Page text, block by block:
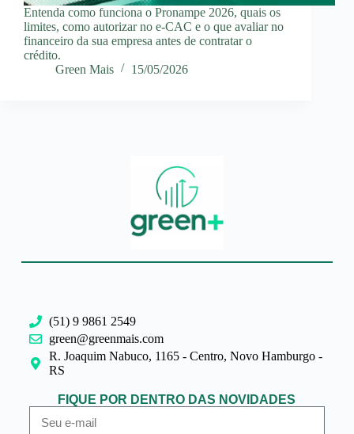
Entenda como funciona o Pronampe 2026, quais os
limites, como autorizar no e-CAC e o que avaliar no
financeiro da sua empresa antes de contratar o
crédito.
Green Mais
15/05/2026
(51) 9 9861 2549
green@greenmais.com
R. Joaquim Nabuco, 1165 - Centro, Novo Hamburgo -
RS
FIQUE POR DENTRO DAS NOVIDADES